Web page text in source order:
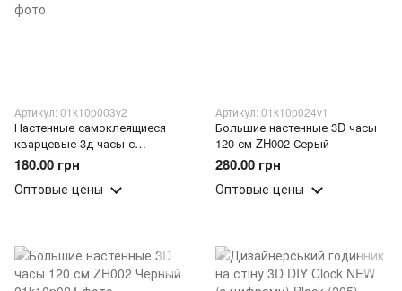
Артикул: 01k10p003v2
Настенные самоклеящиеся
кварцевые 3д часы с
арабскими цифрами DIY Clock
ZH005 Серый/205
180.00 грн
Оптовые цены
Артикул: 01k10p024v1
Большие настенные 3D часы
120 см ZH002 Серый
280.00 грн
Оптовые цены